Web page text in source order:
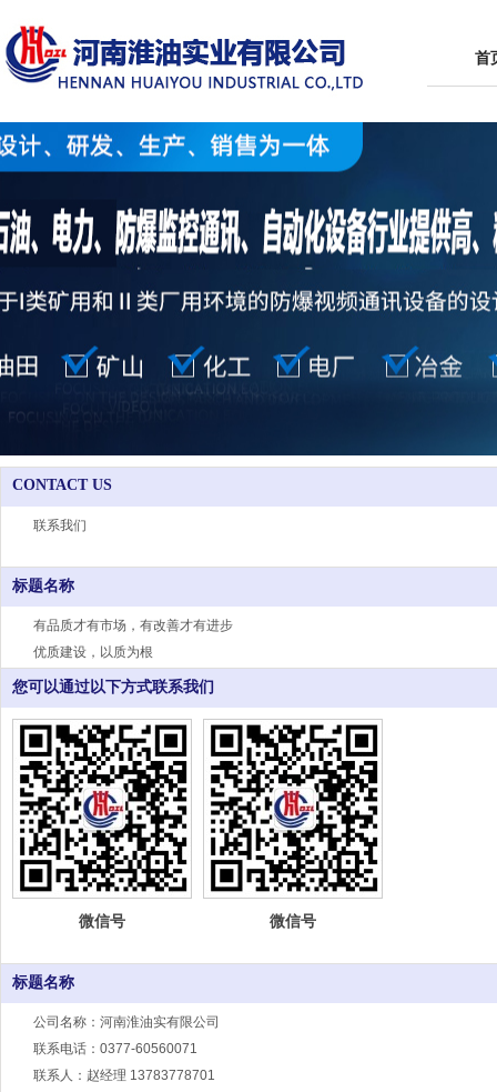
首
CONTACT US
联系我们
标题名称
有品质才有市场，有改善才有进步
优质建设，以质为根
您可以通过以下方式联系我们
微信号 微信号
标题名称
公司名称：河南淮油实有限公司
联系电话：0377-60560071
联系人：赵经理 13783778701